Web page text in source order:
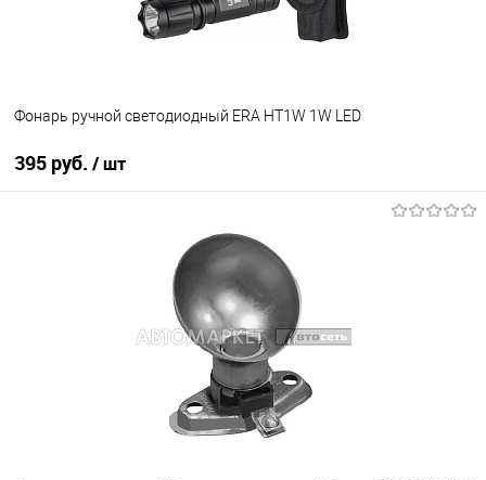
Фонарь ручной светодиодный ERA HT1W 1W LED
395 руб. / шт
В наличии